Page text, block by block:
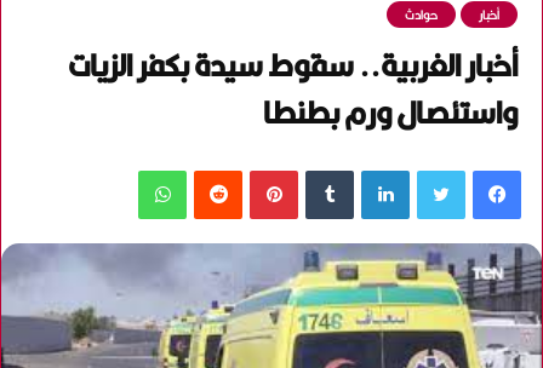
أخبار حوادث
أخبار الغربية.. سقوط سيدة بكفر الزيات
واستئصال ورم بطنطا
فيسبوك لينكدإن بينتيريست